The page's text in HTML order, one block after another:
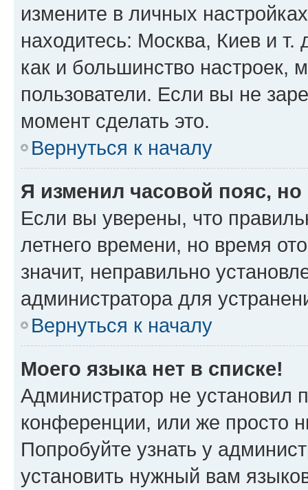
измените в личных
находитесь: Москва, Киев и т.
как и большинство настроек,
пользователи. Если вы не
момент сделать это.
Вернуться к началу
Я изменил часовой пояс,
Если вы уверены, что
летнего времени, но время
значит, неправильно
администратора для
Вернуться к началу
Моего языка нет в списке!
Администратор не установил
конференции, или же просто
Попробуйте узнать у
установить нужный вам